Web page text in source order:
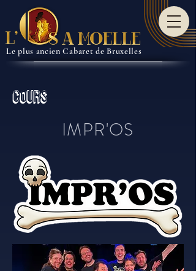
Le plus ancien Cabaret de Bruxelles
COURS
IMPR'OS